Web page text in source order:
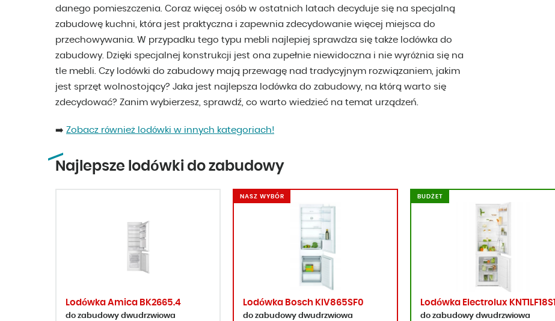
danego pomieszczenia. Coraz więcej osób w ostatnich latach decyduje się na specjalną
zabudowę kuchni, która jest praktyczna i zapewnia zdecydowanie więcej miejsca do
przechowywania. W przypadku tego typu mebli najlepiej sprawdza się także lodówka do
zabudowy. Dzięki specjalnej konstrukcji jest ona zupełnie niewidoczna i nie wyróżnia się na
tle mebli. Czy lodówki do zabudowy mają przewagę nad tradycyjnym rozwiązaniem, jakim
jest sprzęt wolnostojący? Jaka jest najlepsza lodówka do zabudowy, na którą warto się
zdecydować? Zanim wybierzesz, sprawdź, co warto wiedzieć na temat urządzeń.
➡️ Zobacz również lodówki w innych kategoriach!
Najlepsze lodówki do zabudowy
Lodówka Amica BK2665.4
do zabudowy dwudrzwiowa
Lodówka Bosch KIV865SF0
do zabudowy dwudrzwiowa
NASZ WYBÓR
Lodówka Electrolux KNT1LF18S1
do zabudowy dwudrzwiowa
BUDŻET